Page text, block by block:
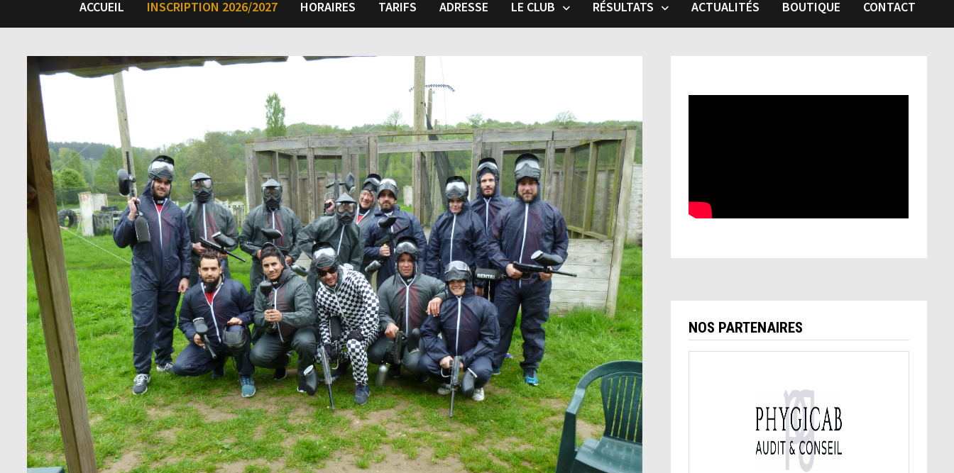
ACCUEIL INSCRIPTION 2026/2027 HORAIRES TARIFS ADRESSE LE CLUB RÉSULTATS ACTUALITÉS BOUTIQUE CONTACT
NOS PARTENAIRES